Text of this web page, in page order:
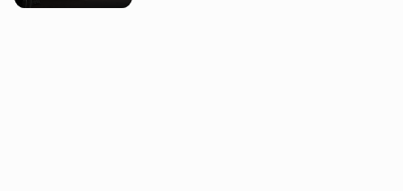
posiadaczy kart